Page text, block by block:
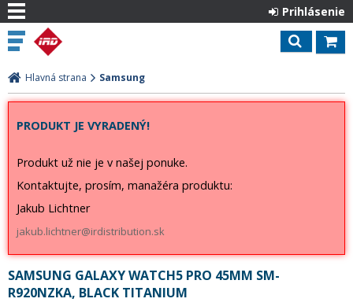
Prihlásenie
Hlavná strana Samsung
PRODUKT JE VYRADENÝ!
Produkt už nie je v našej ponuke.
Kontaktujte, prosím, manažéra produktu:
Jakub Lichtner
jakub.lichtner@irdistribution.sk
SAMSUNG GALAXY WATCH5 PRO 45MM SM-
R920NZKA, BLACK TITANIUM